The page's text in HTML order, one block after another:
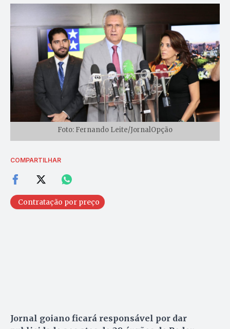
Foto: Fernando Leite/JornalOpção
COMPARTILHAR
Contratação por preço
Jornal goiano ficará responsável por dar